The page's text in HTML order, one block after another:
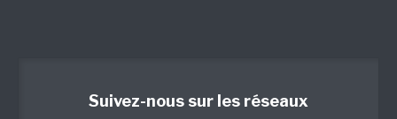
Suivez-nous sur les réseaux